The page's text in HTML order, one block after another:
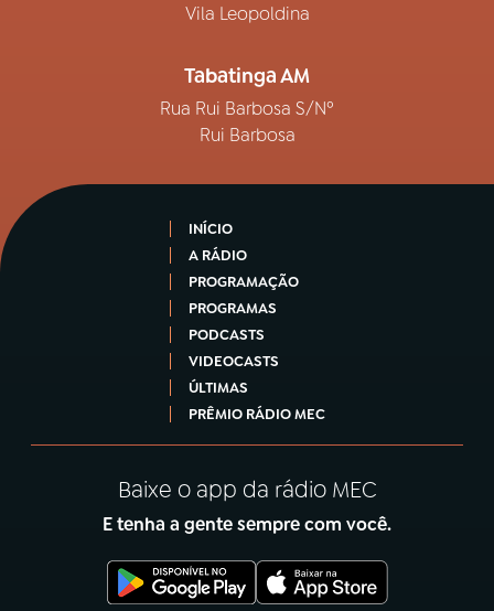
Vila Leopoldina
Tabatinga AM
Rua Rui Barbosa S/Nº
Rui Barbosa
INÍCIO
A RÁDIO
PROGRAMAÇÃO
PROGRAMAS
PODCASTS
VIDEOCASTS
ÚLTIMAS
PRÊMIO RÁDIO MEC
Baixe o app da rádio MEC
E tenha a gente sempre com você.